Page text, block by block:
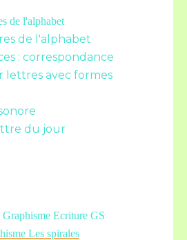
de l'alphabet
de l'alphabet
: correspondance
lettres avec formes
du jour
Ecriture GS
Les spirales